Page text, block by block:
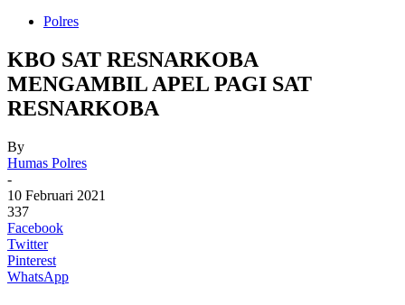
Polres
KBO SAT RESNARKOBA
MENGAMBIL APEL PAGI SAT
RESNARKOBA
By
Humas Polres
-
10 Februari 2021
337
Facebook
Twitter
Pinterest
WhatsApp